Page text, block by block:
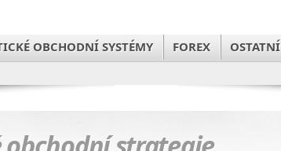
OBCHODNÍ SYSTÉMY FOREX OSTATNÍ